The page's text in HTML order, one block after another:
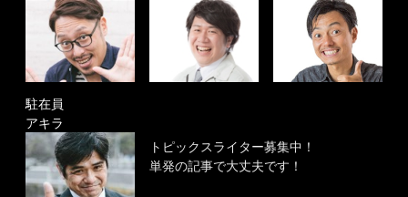
駐在員
アキラ
トピックスライター募集中！
単発の記事で大丈夫です！